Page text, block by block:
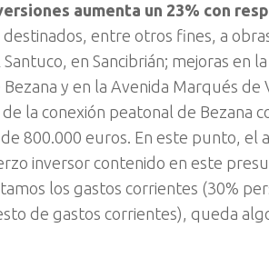
aumenta un 23% con
, destinados, entre otros fines, a
en Sancibrián; mejoras en
y en la Avenida Marqués de
de la conexión peatonal de Bezana
800.000 euros. En este punto, el
inversor contenido en este
los gastos corrientes (30%
de gastos corrientes), queda